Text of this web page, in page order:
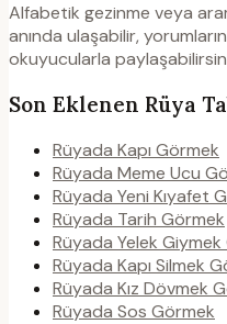
Alfabetik gezinme veya
anında ulaşabilir,
okuyucularla
Son Eklenen Rüya
Rüyada Kapı Görmek
Rüyada Meme Ucu
Rüyada Yeni Kıyafet
Rüyada Tarih Görmek
Rüyada Yelek
Rüyada Kapı Silmek
Rüyada Kız Dövmek
Rüyada Sos Görmek